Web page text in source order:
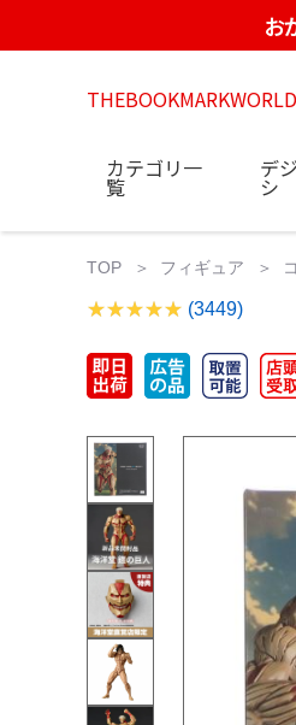
お
カテゴリ一
覧
デ
シ
TOP フィギュア
(3449)